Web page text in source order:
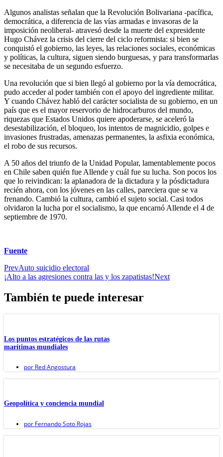
Algunos analistas señalan que la Revolución Bolivariana -pacífica,
democrática, a diferencia de las vías armadas e invasoras de la
imposición neoliberal- atravesó desde la muerte del expresidente
Hugo Chávez la crisis del cierre del ciclo reformista: si bien se
conquistó el gobierno, las leyes, las relaciones sociales, económicas
y políticas, la cultura, siguen siendo burguesas, y para transformarlas
se necesitaba de un segundo esfuerzo.
Una revolución que si bien llegó al gobierno por la vía democrática,
pudo acceder al poder también con el apoyo del ingrediente militar.
Y cuando Chávez habló del carácter socialista de su gobierno, en un
país que es el mayor reservorio de hidrocarburos del mundo,
riquezas que Estados Unidos quiere apoderarse, se aceleró la
desestabilización, el bloqueo, los intentos de magnicidio, golpes e
invasiones frustradas, amenazas permanentes, la asfixia económica,
el robo de sus recursos.
A 50 años del triunfo de la Unidad Popular, lamentablemente pocos
en Chile saben quién fue Allende y cuál fue su lucha. Son pocos los
que lo reivindican: la aplanadora de la dictadura y la pósdictadura
recién ahora, con los jóvenes en las calles, pareciera que se va
frenando. Cambió la cultura, cambió el sujeto social. Casi todos
olvidaron la lucha por el socialismo, la que encarnó Allende el 4 de
septiembre de 1970.
Fuente
PrevAuto suicidio electoral
¡Alto a las agresiones contra las y los zapatistas!Next
También te puede interesar
Los puntos estratégicos de las rutas
marítimas mundiales
por Red Angostura
Geopolítica y conciencia mundial
por Fernando Soto Rojas